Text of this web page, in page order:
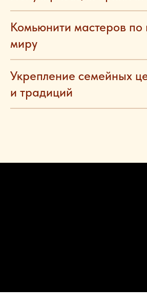
Комьюнити мастеров по
миру
Укрепление семейных
и традиций